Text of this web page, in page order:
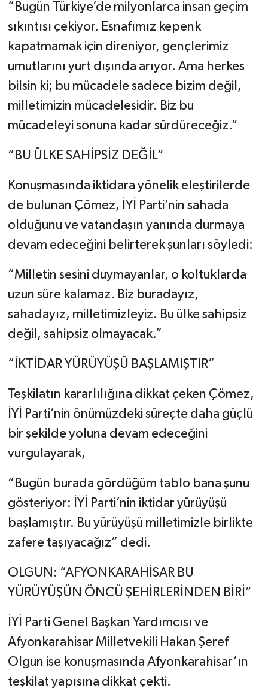
“Bugün Türkiye’de milyonlarca insan geçim
sıkıntısı çekiyor. Esnafımız kepenk
kapatmamak için direniyor, gençlerimiz
umutlarını yurt dışında arıyor. Ama herkes
bilsin ki; bu mücadele sadece bizim değil,
milletimizin mücadelesidir. Biz bu
mücadeleyi sonuna kadar sürdüreceğiz.”
“BU ÜLKE SAHİPSİZ DEĞİL”
Konuşmasında iktidara yönelik eleştirilerde
de bulunan Çömez, İYİ Parti’nin sahada
olduğunu ve vatandaşın yanında durmaya
devam edeceğini belirterek şunları söyledi:
“Milletin sesini duymayanlar, o koltuklarda
uzun süre kalamaz. Biz buradayız,
sahadayız, milletimizleyiz. Bu ülke sahipsiz
değil, sahipsiz olmayacak.”
“İKTİDAR YÜRÜYÜŞÜ BAŞLAMIŞTIR”
Teşkilatın kararlılığına dikkat çeken Çömez,
İYİ Parti’nin önümüzdeki süreçte daha güçlü
bir şekilde yoluna devam edeceğini
vurgulayarak,
“Bugün burada gördüğüm tablo bana şunu
gösteriyor: İYİ Parti’nin iktidar yürüyüşü
başlamıştır. Bu yürüyüşü milletimizle birlikte
zafere taşıyacağız” dedi.
OLGUN: “AFYONKARAHİSAR BU
YÜRÜYÜŞÜN ÖNCÜ ŞEHİRLERİNDEN BİRİ”
İYİ Parti Genel Başkan Yardımcısı ve
Afyonkarahisar Milletvekili Hakan Şeref
Olgun ise konuşmasında Afyonkarahisar’ın
teşkilat yapısına dikkat çekti.